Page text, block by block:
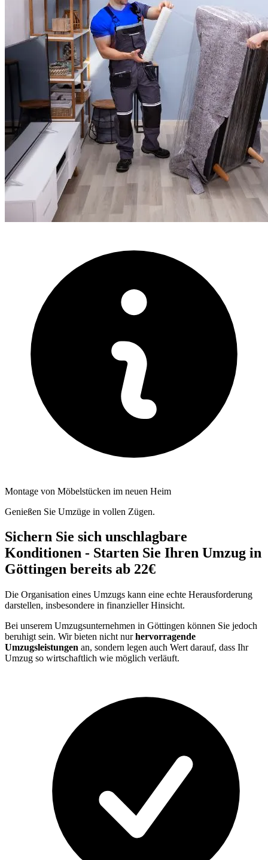
Montage von Möbelstücken im neuen Heim
Genießen Sie Umzüge in vollen Zügen.
Sichern Sie sich unschlagbare
Konditionen - Starten Sie Ihren Umzug in
Göttingen bereits ab 22€
Die Organisation eines Umzugs kann eine echte Herausforderung
darstellen, insbesondere in finanzieller Hinsicht.
Bei unserem Umzugsunternehmen in Göttingen können Sie jedoch
beruhigt sein. Wir bieten nicht nurhervorragende
Umzugsleistungen an, sondern legen auch Wert darauf, dass Ihr
Umzug so wirtschaftlich wie möglich verläuft.